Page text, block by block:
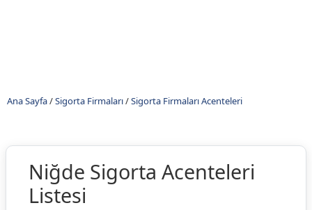
Ana Sayfa/Sigorta Firmaları/Sigorta Firmaları Acenteleri
Niğde Sigorta Acenteleri
Listesi